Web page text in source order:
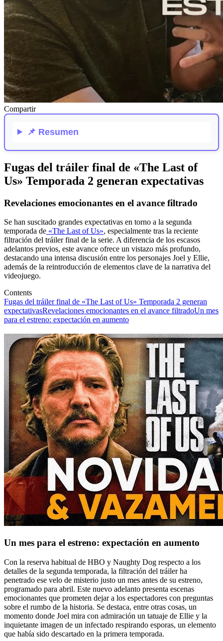
Compartir
📌 Resumen
Fugas del tráiler final de «The Last of
Us» Temporada 2 generan expectativas
Revelaciones emocionantes en el avance filtrado
Se han suscitado grandes expectativas en torno a la segunda
temporada de «The Last of Us», especialmente tras la reciente
filtración del tráiler final de la serie. A diferencia de los escasos
adelantos previos, este avance ofrece un vistazo más profundo,
destacando una intensa discusión entre los personajes Joel y Ellie,
además de la reintroducción de elementos clave de la narrativa del
videojuego.
Contents
Fugas del tráiler final de «The Last of Us» Temporada 2 generan
expectativasRevelaciones emocionantes en el avance filtradoUn mes
para el estreno: expectación en aumento
Un mes para el estreno: expectación en aumento
Con la reserva habitual de HBO y Naughty Dog respecto a los
detalles de la segunda temporada, la filtración del tráiler ha
penetrado ese velo de misterio justo un mes antes de su estreno,
programado para abril. Este nuevo adelanto presenta escenas
emocionantes que prometen dejar a los espectadores con preguntas
sobre el rumbo de la historia. Se destaca, entre otras cosas, un
momento donde Joel mira con admiración un tatuaje de Ellie y la
inquietante imagen de un infectado respirando esporas, un elemento
que había sido descartado en la primera temporada.